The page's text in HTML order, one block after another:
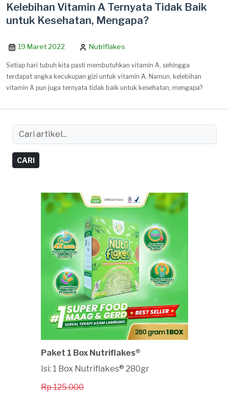
Kelebihan Vitamin A Ternyata Tidak Baik
untuk Kesehatan, Mengapa?
19 Maret 2022 Nutriflakes
Setiap hari tubuh kita pasti membutuhkan vitamin A, sehingga
terdapat angka kecukupan gizi untuk vitamin A. Namun, kelebihan
vitamin A pun juga ternyata tidak baik untuk kesehatan, mengapa?
CARI
Paket 1 Box Nutriflakes®
Isi: 1 Box Nutriflakes® 280gr
Rp 125.000